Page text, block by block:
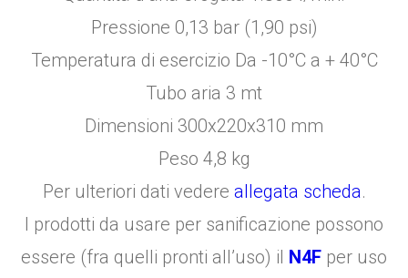
Pressione 0,13 bar (1,90 psi)
Temperatura di esercizio Da -10°C a + 40°C
Tubo aria 3 mt
Dimensioni 300x220x310 mm
Peso 4,8 kg
Per ulteriori dati vedere allegata scheda.
I prodotti da usare per sanificazione possono
essere (fra quelli pronti all’uso) il N4F per uso